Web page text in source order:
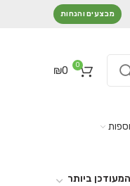
מבצעים והנחות
0
₪0